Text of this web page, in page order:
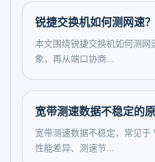
锐捷交换机如何测网速
本文围绕锐捷交换机如何测
象，再从端口协商...
宽带测速数据不稳定的
宽带测速数据不稳定，常见
性能差异、测速节...